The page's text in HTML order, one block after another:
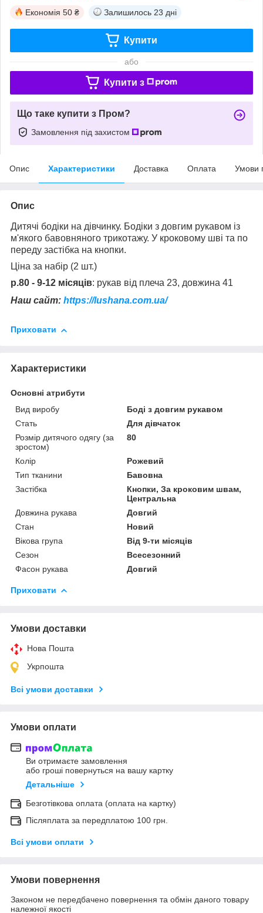
Економія 50 ₴ Залишилось 23 дні
Купити
або
Купити з
Що таке купити з Пром?
Замовлення під захистом
Опис Характеристики Доставка Оплата Умови
Опис
Дитячі бодіки на дівчинку. Бодіки з довгим рукавом із
м'якого бавовняного трикотажу. У кроковому шві та по
переду застібка на кнопки.
Ціна за набір (2 шт.)
р.80 - 9-12 місяців: рукав від плеча 23, довжина 41
Наш сайт: https://lushana.com.ua/
Приховати
Характеристики
Основні атрибути
Вид виробу
Боді з довгим рукавом
Стать
Для дівчаток
Розмір дитячого одягу (за
зростом)
80
Колір
Рожевий
Тип тканини
Бавовна
Застібка
Кнопки, За кроковим швам,
Центральна
Довжина рукава
Довгий
Стан
Новий
Вікова група
Від 9-ти місяців
Сезон
Всесезонний
Фасон рукава
Довгий
Приховати
Умови доставки
Нова Пошта
Укрпошта
Всі умови доставки
Умови оплати
Ви отримаєте замовлення
або гроші повернуться на вашу картку
Детальніше
Безготівкова оплата (оплата на картку)
Післяплата за передплатою 100 грн.
Всі умови оплати
Умови повернення
Законом не передбачено повернення та обмін даного товару
належної якості